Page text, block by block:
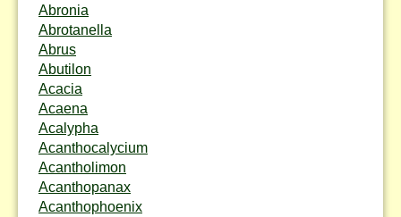
Abronia
Abrotanella
Abrus
Abutilon
Acacia
Acaena
Acalypha
Acanthocalycium
Acantholimon
Acanthopanax
Acanthophoenix